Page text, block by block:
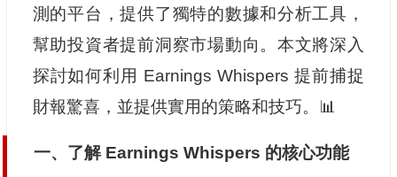
測的平台，提供了獨特的數據和分析工具，
幫助投資者提前洞察市場動向。本文將深入
探討如何利用 Earnings Whispers 提前捕捉
財報驚喜，並提供實用的策略和技巧。📊
一、了解 Earnings Whispers 的核心功能